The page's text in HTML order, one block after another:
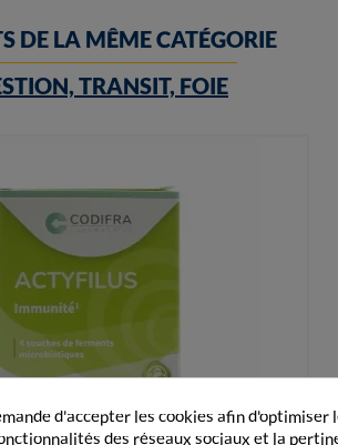
DE LA MÊME CATÉGORIE
TRANSIT, FOIE
d'accepter les cookies afin d'optimiser
des réseaux sociaux et la